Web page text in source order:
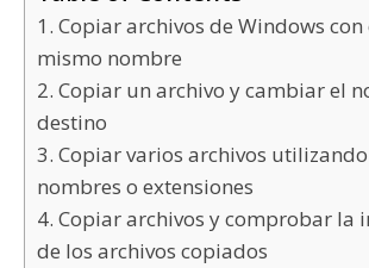
1. Copiar archivos de Windows con
mismo nombre
2. Copiar un archivo y cambiar el
destino
3. Copiar varios archivos
nombres o extensiones
4. Copiar archivos y comprobar la
de los archivos copiados